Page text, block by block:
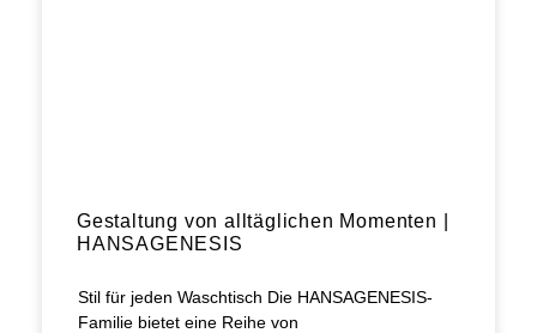
Gestaltung von alltäglichen Momenten |
HANSAGENESIS
Stil für jeden Waschtisch Die HANSAGENESIS-
Familie bietet eine Reihe von